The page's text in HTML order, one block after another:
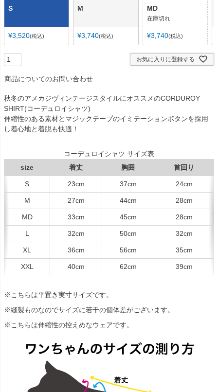
S
¥3,520 税込
M
¥3,740 税込
MD
在庫切れ
¥3,740 税込
お気に入りに登録する
商品についてのお問い合わせ
秋冬のアメカジヴィンテージスタイルにオススメのCORDUROY
SHIRT(コーデュロイシャツ)
伸縮性のある素材とマジックテープのイミテーションボタンを採用
し着心地と着脱も快適！
コーデュロイシャツ サイズ表
size
着丈 胸囲 首回り
S 23cm 37cm 24cm
M 27cm 44cm 28cm
MD 33cm 45cm 28cm
L 32cm 50cm 32cm
XL 36cm 56cm 35cm
XXL 40cm 62cm 39cm
※こちらは平置き実寸サイズです。
※縫製ものなのでサイズに若干の個体差がございます。
※こちらは伸縮性の控えめなウェアです。